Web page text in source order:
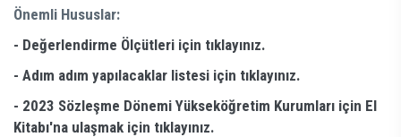
Önemli Hususlar:
- Değerlendirme Ölçütleri için tıklayınız.
- Adım adım yapılacaklar listesi için tıklayınız.
- 2023 Sözleşme Dönemi Yükseköğretim Kurumları için El
Kitabı'na ulaşmak için tıklayınız.